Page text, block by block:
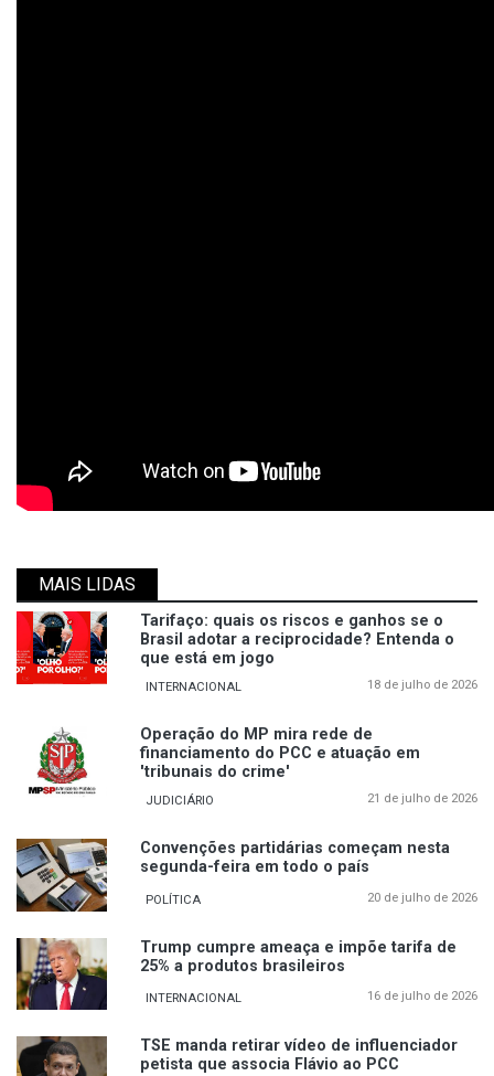
MAIS LIDAS
Tarifaço: quais os riscos e ganhos se o
Brasil adotar a reciprocidade? Entenda o
que está em jogo
INTERNACIONAL 18 de julho de 2026
Operação do MP mira rede de
financiamento do PCC e atuação em
'tribunais do crime'
JUDICIÁRIO 21 de julho de 2026
Convenções partidárias começam nesta
segunda-feira em todo o país
POLÍTICA 20 de julho de 2026
Trump cumpre ameaça e impõe tarifa de
25% a produtos brasileiros
INTERNACIONAL 16 de julho de 2026
TSE manda retirar vídeo de influenciador
petista que associa Flávio ao PCC